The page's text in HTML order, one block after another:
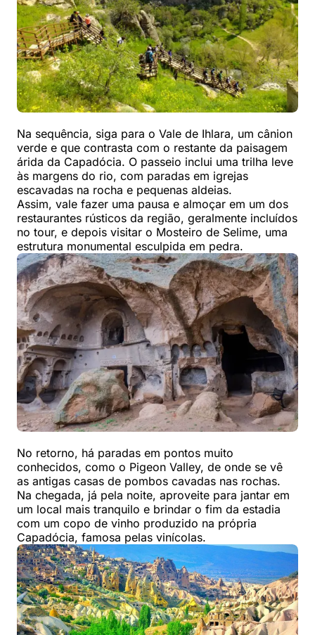
Na sequência, siga para o Vale de Ihlara, um cânion
verde e que contrasta com o restante da paisagem
árida da Capadócia. O passeio inclui uma trilha leve
às margens do rio, com paradas em igrejas
escavadas na rocha e pequenas aldeias.
Assim, vale fazer uma pausa e almoçar em um dos
restaurantes rústicos da região, geralmente incluídos
no tour, e depois visitar o Mosteiro de Selime, uma
estrutura monumental esculpida em pedra.
No retorno, há paradas em pontos muito
conhecidos, como o Pigeon Valley, de onde se vê
as antigas casas de pombos cavadas nas rochas.
Na chegada, já pela noite, aproveite para jantar em
um local mais tranquilo e brindar o fim da estadia
com um copo de vinho produzido na própria
Capadócia, famosa pelas vinícolas.